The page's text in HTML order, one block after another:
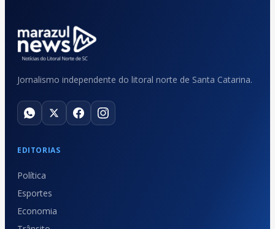
Jornalismo independente do litoral norte de Santa Catarina.
EDITORIAS
Política
Esportes
Economia